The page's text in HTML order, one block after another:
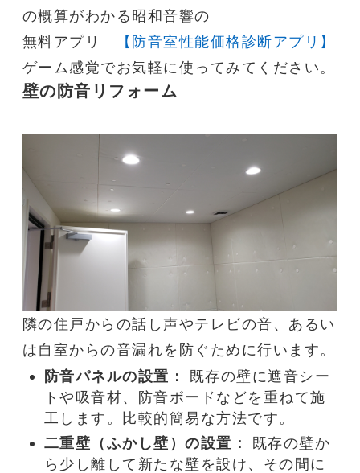
の概算がわかる昭和音響の
無料アプリ
【防音室性能価格診断アプリ】
ゲーム感覚でお気軽に使ってみてください。
壁の 防音リフォーム
隣の住戸からの話し声やテレビの音、あるい
は自室からの音漏れを防ぐために行います。
防音パネルの設置： 既存の壁に遮音シー
トや吸音材、 防音ボードなどを重ねて施
工します。比較的簡易な方法です。
二重壁（ふかし壁）の設置：
既存の壁か
ら少し離して新たな壁を設け、その間に